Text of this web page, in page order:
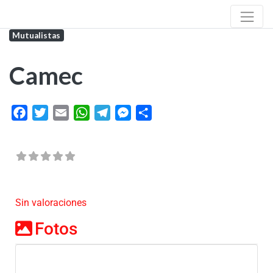
Mutualistas
Camec
FacebookTwitterEmail WhatsAppTelegramMessenger
Sin valoraciones
Fotos